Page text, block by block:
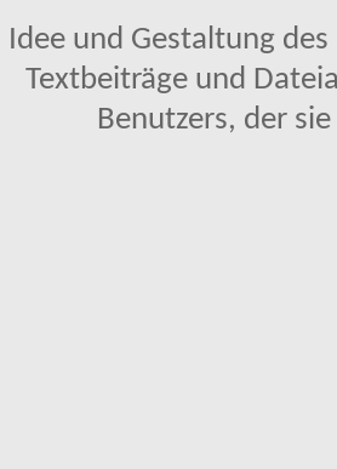
Idee und Gestaltung
Textbeiträge und
Benutzers, der